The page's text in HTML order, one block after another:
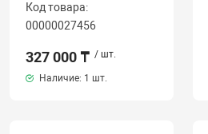
Код товара:
00000027456
327 000 ₸ / шт.
Наличие: 1 шт.